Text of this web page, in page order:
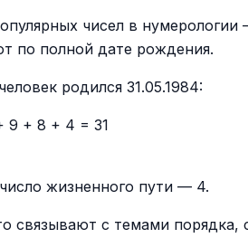
чисел в нумерологии
по полной дате рождения.
родился 31.05.1984:
9 + 8 + 4 = 31
жизненного пути — 4.
связывают с темами порядка,